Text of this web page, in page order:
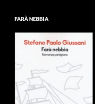
FARÀ NEBBIA